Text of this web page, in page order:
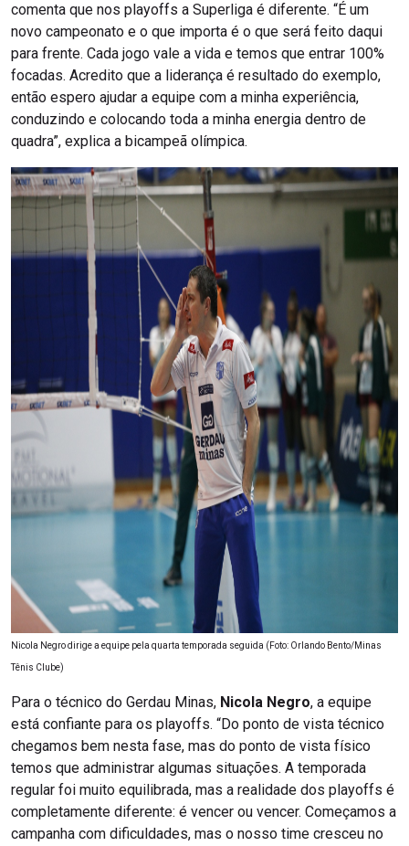
comenta que nos playoffs a Superliga é diferente. “É um
novo campeonato e o que importa é o que será feito daqui
para frente. Cada jogo vale a vida e temos que entrar 100%
focadas. Acredito que a liderança é resultado do exemplo,
então espero ajudar a equipe com a minha experiência,
conduzindo e colocando toda a minha energia dentro de
quadra”, explica a bicampeã olímpica.
Nicola Negro dirige a equipe pela quarta temporada seguida (Foto: Orlando Bento/Minas
Tênis Clube)
Para o técnico do Gerdau Minas, Nicola Negro, a equipe
está confiante para os playoffs. “Do ponto de vista técnico
chegamos bem nesta fase, mas do ponto de vista físico
temos que administrar algumas situações. A temporada
regular foi muito equilibrada, mas a realidade dos playoffs é
completamente diferente: é vencer ou vencer. Começamos a
campanha com dificuldades, mas o nosso time cresceu no